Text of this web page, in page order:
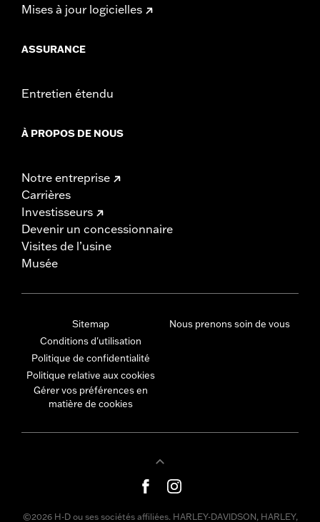
Mises à jour logicielles
ASSURANCE
Entretien étendu
À PROPOS DE NOUS
Notre entreprise
Carrières
Investisseurs
Devenir un concessionnaire
Visites de l’usine
Musée
Sitemap
Conditions d'utilisation
Politique de confidentialité
Politique relative aux cookies
Gérer vos préférences en
matière de cookies
Nous prenons soin de vous
©2026 H-D ou ses sociétés affiliées. HARLEY-DAVIDSON, HARLEY,